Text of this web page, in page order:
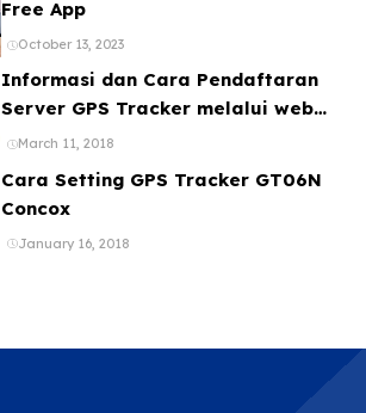
Free App
October 13, 2023
Informasi dan Cara Pendaftaran
Server GPS Tracker melalui web
ataupun Aplikasi Online Gratis
March 11, 2018
Cara Setting GPS Tracker GT06N
Concox
January 16, 2018